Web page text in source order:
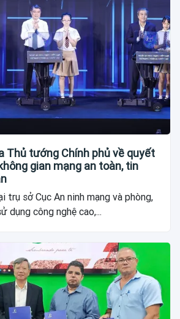
Thủ tướng Chính phủ về quyết
gian mạng an toàn, tin
trụ sở Cục An ninh mạng và phòng,
dụng công nghệ cao,...